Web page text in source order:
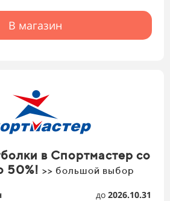
В магазин
в Спортмастер со
50%! >> большой выбор
до 2026.10.31